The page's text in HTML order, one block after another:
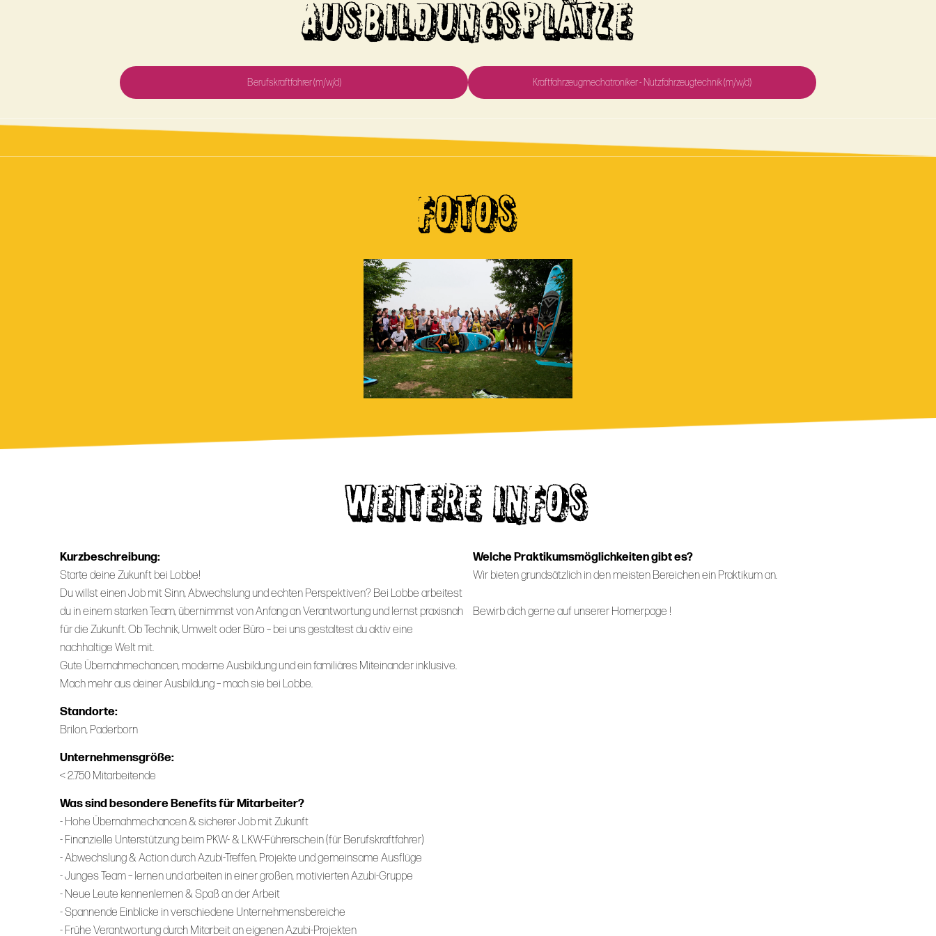
AUSBILDUNGSPLÄTZE
Berufskraftfahrer (m/w/d) Kraftfahrzeugmechatroniker - Nutzfahrzeugtechnik (m/w/d)
FOTOS
WEITERE INFOS
Kurzbeschreibung:
Starte deine Zukunft bei Lobbe!
Du willst einen Job mit Sinn, Abwechslung und echten Perspektiven? Bei Lobbe arbeitest
du in einem starken Team, übernimmst von Anfang an Verantwortung und lernst praxisnah
für die Zukunft. Ob Technik, Umwelt oder Büro – bei uns gestaltest du aktiv eine
nachhaltige Welt mit.
Gute Übernahmechancen, moderne Ausbildung und ein familiäres Miteinander inklusive.
Mach mehr aus deiner Ausbildung – mach sie bei Lobbe.
Standorte:
Brilon, Paderborn
Unternehmensgröße:
< 2.750 Mitarbeitende
Was sind besondere Benefits für Mitarbeiter?
- Hohe Übernahmechancen & sicherer Job mit Zukunft
- Finanzielle Unterstützung beim PKW- & LKW-Führerschein (für Berufskraftfahrer)
- Abwechslung & Action durch Azubi-Treffen, Projekte und gemeinsame Ausflüge
- Junges Team – lernen und arbeiten in einer großen, motivierten Azubi-Gruppe
- Neue Leute kennenlernen & Spaß an der Arbeit
- Spannende Einblicke in verschiedene Unternehmensbereiche
- Frühe Verantwortung durch Mitarbeit an eigenen Azubi-Projekten
Welche Praktikumsmöglichkeiten gibt es?
Wir bieten grundsätzlich in den meisten Bereichen ein Praktikum an.
Bewirb dich gerne auf unserer Homerpage !